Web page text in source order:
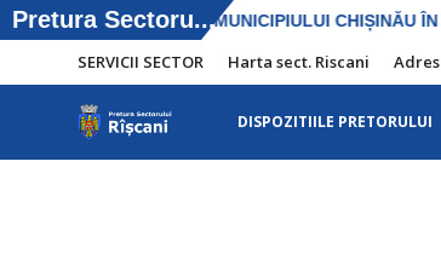
SERVICII SECTOR Harta sect. Riscani
DISPOZITIILE PRETORULUI